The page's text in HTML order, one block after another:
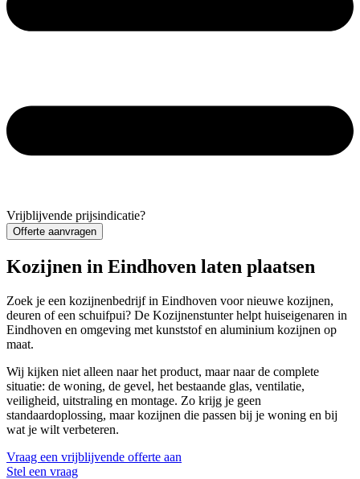
Vrijblijvende prijsindicatie?
Offerte aanvragen
Kozijnen in Eindhoven laten plaatsen
Zoek je een kozijnenbedrijf in Eindhoven voor nieuwe kozijnen,
deuren of een schuifpui? De Kozijnenstunter helpt huiseigenaren in
Eindhoven en omgeving met kunststof en aluminium kozijnen op
maat.
Wij kijken niet alleen naar het product, maar naar de complete
situatie: de woning, de gevel, het bestaande glas, ventilatie,
veiligheid, uitstraling en montage. Zo krijg je geen
standaardoplossing, maar kozijnen die passen bij je woning en bij
wat je wilt verbeteren.
Vraag een vrijblijvende offerte aan
Stel een vraag